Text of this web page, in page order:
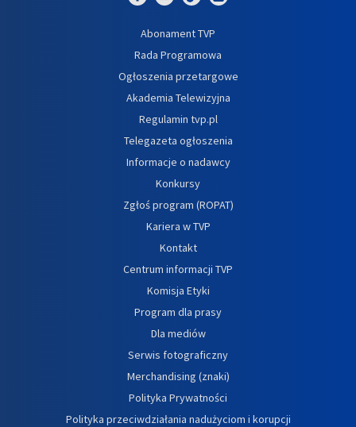
Abonament TVP
Rada Programowa
Ogłoszenia przetargowe
Akademia Telewizyjna
Regulamin tvp.pl
Telegazeta ogłoszenia
Informacje o nadawcy
Konkursy
Zgłoś program (ROPAT)
Kariera w TVP
Kontakt
Centrum informacji TVP
Komisja Etyki
Program dla prasy
Dla mediów
Serwis fotograficzny
Merchandising (znaki)
Polityka Prywatności
Polityka przeciwdziałania nadużyciom i korupcji